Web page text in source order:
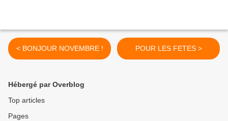
< BONJOUR NOVEMBRE ! POUR LES FETES >
Hébergé par Overblog
Top articles
Pages